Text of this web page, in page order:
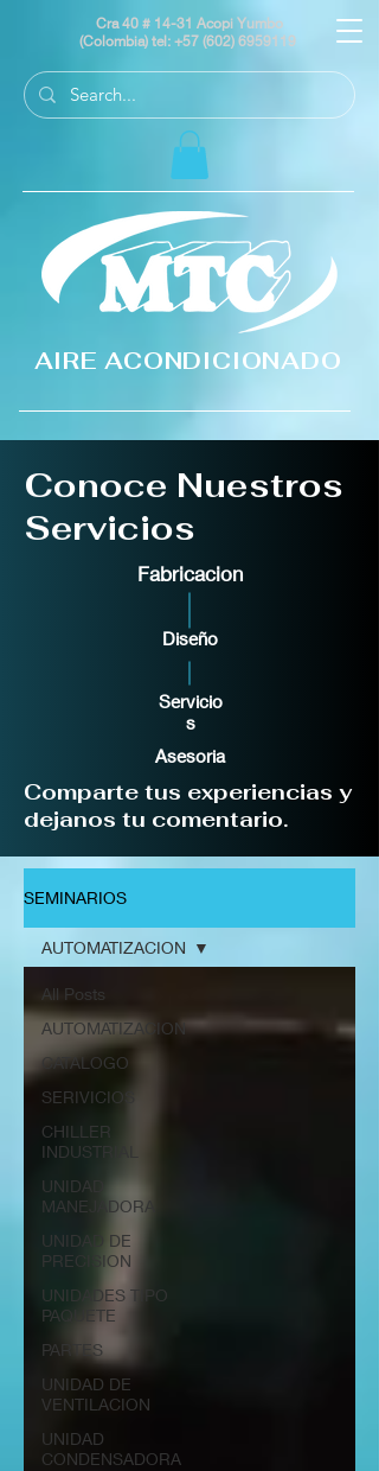
Cra 40 # 14-31 Acopi Yumbo
(Colombia) tel: +57 (602) 6959119
AIRE ACONDICIONADO
Conoce Nuestros
Servicios
Fabricacion
Diseño
Servicio
s
Asesoria
Comparte tus experiencias y
dejanos tu comentario.
SEMINARIOS
All Posts
AUTOMATIZACION
CATALOGO
SERIVICIOS
CHILLER
INDUSTRIAL
UNIDAD
MANEJADORA
UNIDAD DE
PRECISION
UNIDADES TIPO
PAQUETE
PARTES
UNIDAD DE
VENTILACION
UNIDAD
CONDENSADORA
AUTOMATIZACION